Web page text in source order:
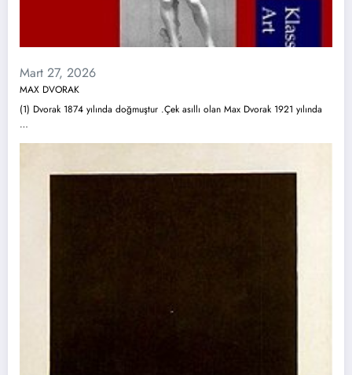
Mart 27, 2026
MAX DVORAK
(1) Dvorak 1874 yılında doğmuştur .Çek asıllı olan Max Dvorak 1921 yılında
…